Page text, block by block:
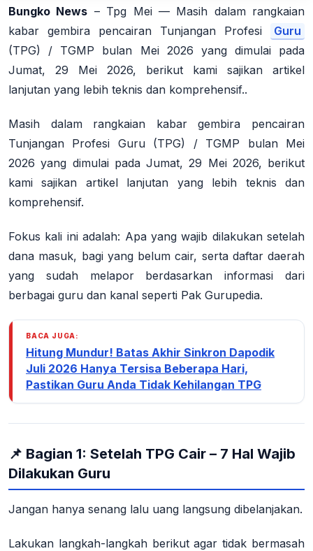
Bungko News – Tpg Mei — Masih dalam rangkaian
kabar gembira pencairan Tunjangan Profesi
Guru
(TPG) / TGMP bulan Mei 2026 yang dimulai pada
Jumat, 29 Mei 2026, berikut kami sajikan artikel
lanjutan yang lebih teknis dan komprehensif..
Masih dalam rangkaian kabar gembira pencairan
Tunjangan Profesi Guru (TPG) / TGMP bulan Mei
2026 yang dimulai pada Jumat, 29 Mei 2026, berikut
kami sajikan artikel lanjutan yang lebih teknis dan
komprehensif.
Fokus kali ini adalah: Apa yang wajib dilakukan setelah
dana masuk, bagi yang belum cair, serta daftar daerah
yang sudah melaporberdasarkan informasi dari
berbagai guru dan kanal seperti Pak Gurupedia.
BACA JUGA:
Hitung Mundur! Batas Akhir Sinkron Dapodik
Juli 2026 Hanya Tersisa Beberapa Hari,
Pastikan Guru Anda Tidak Kehilangan TPG
📌 Bagian 1: Setelah TPG Cair – 7 Hal Wajib
Dilakukan Guru
Jangan hanya senang lalu uang langsung dibelanjakan.
Lakukan langkah-langkah berikut agar tidak bermasah